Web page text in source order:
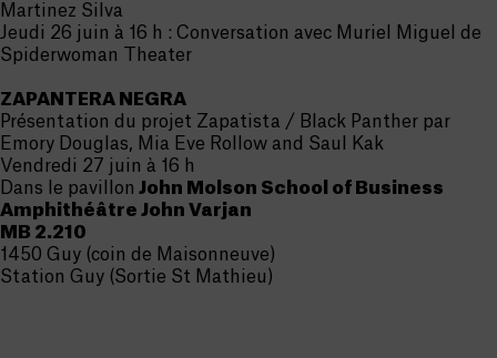
Martinez Silva
Jeudi 26 juin à 16 h : Conversation avec Muriel Miguel de
Spiderwoman Theater
ZAPANTERA NEGRA
Présentation du projet Zapatista / Black Panther par
Emory Douglas, Mia Eve Rollow and Saul Kak
Vendredi 27 juin à 16 h
Dans le pavillon John Molson School of Business
Amphithéâtre John Varjan
MB 2.210
1450 Guy (coin de Maisonneuve)
Station Guy (Sortie St Mathieu)